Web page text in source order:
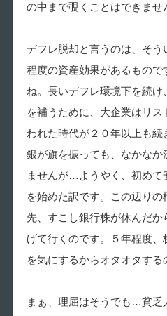
の中まで覗くことはできませ
デフレ脱却と言うのは、そ
程度の資産効果があるもの
ね。長いデフレ環境下を続
を補うために、大企業はリ
われた時代が２０年以上も
銀が旗を振っても、なかな
ませんが…ようやく、初めて
を始めた訳です。この辺り
先、すこし銀行株が休んだ
げて行くのです。５年程度
を気にするからオタオタする
まぁ、理屈はそうでも…貧乏